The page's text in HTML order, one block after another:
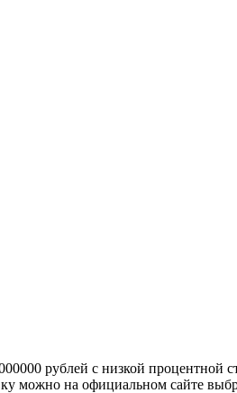
рублей c низкой процентной
можно на официальном сайте